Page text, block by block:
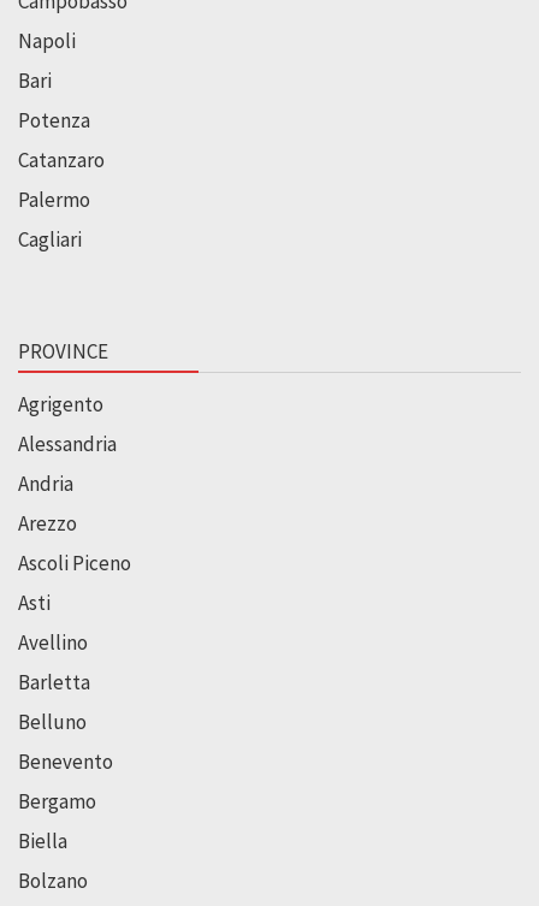
Napoli
Bari
Potenza
Catanzaro
Palermo
Cagliari
PROVINCE
Agrigento
Alessandria
Andria
Arezzo
Ascoli Piceno
Asti
Avellino
Barletta
Belluno
Benevento
Bergamo
Biella
Bolzano